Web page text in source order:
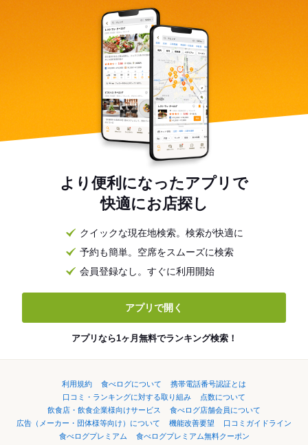
より便利になったアプリで
快適にお店探し
クイックな現在地検索。検索が快適に
予約も簡単。空席をスムーズに検索
会員登録なし。すぐに利用開始
アプリで開く
アプリなら1ヶ月無料でランキング検索！
利用規約 食べログについて
携帯電話番号認証とは
口コミ・ランキングに対する取り組み
点数について
飲食店・飲食企業様向けサービス
食べログ店舗会員について
広告（メーカー・団体様等向け）について
機能改善要望
口コミガイドライン
食べログプレミアム
食べログプレミアム無料クーポン